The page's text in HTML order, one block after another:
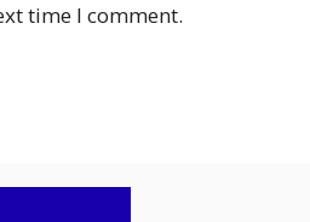
time I comment.